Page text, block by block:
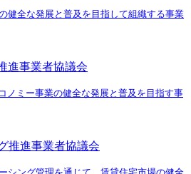
健全な発展と普及を目指して組織する事業
進事業者協議会
ノミー事業の健全な発展と普及を目指す事
推進事業者協議会